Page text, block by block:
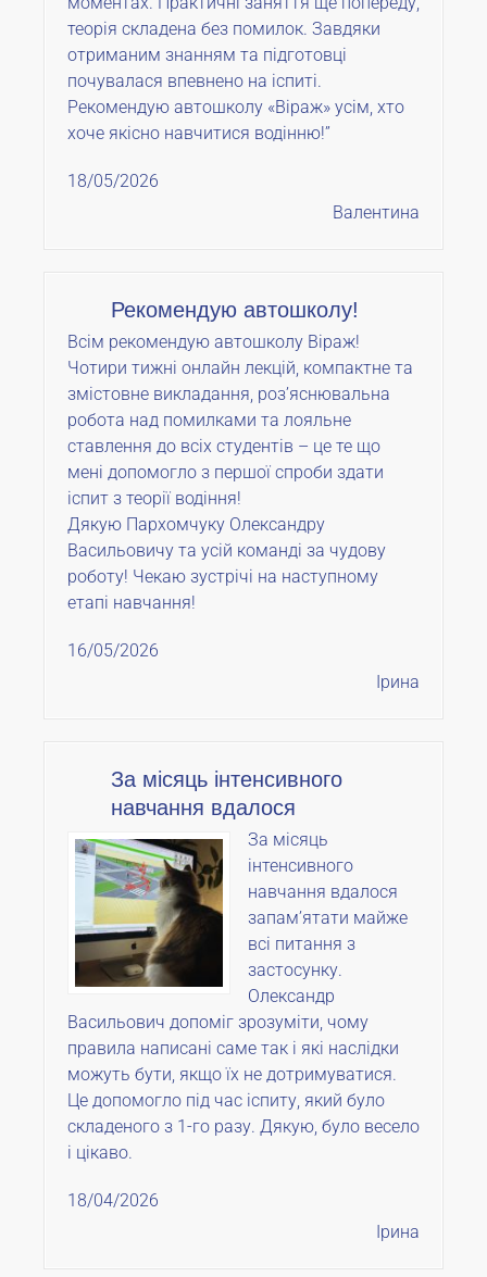
теорія складена без помилок. Завдяки
отриманим знанням та підготовці
почувалася впевнено на іспиті.
Рекомендую автошколу «Віраж» усім, хто
хоче якісно навчитися водінню!”
18/05/2026
Валентина
Рекомендую автошколу!
Всім рекомендую автошколу Віраж!
Чотири тижні онлайн лекцій, компактне та
змістовне викладання, роз’яснювальна
робота над помилками та лояльне
ставлення до всіх студентів – це те що
мені допомогло з першої спроби здати
іспит з теорії водіння!
Дякую Пархомчуку Олександру
Васильовичу та усій команді за чудову
роботу! Чекаю зустрічі на наступному
етапі навчання!
16/05/2026
Ірина
За місяць інтенсивного
навчання вдалося
За місяць
інтенсивного
навчання вдалося
запамʼятати майже
всі питання з
застосунку.
Олександр
Васильович допоміг зрозуміти, чому
правила написані саме так і які наслідки
можуть бути, якщо їх не дотримуватися.
Це допомогло під час іспиту, який було
складеного з 1-го разу. Дякую, було весело
і цікаво.
18/04/2026
Ірина